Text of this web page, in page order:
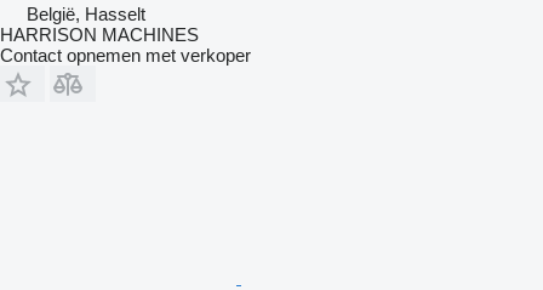
België, Hasselt
HARRISON MACHINES
Contact opnemen met verkoper